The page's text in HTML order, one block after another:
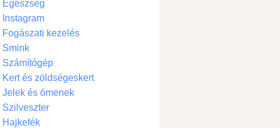
Egészség
Instagram
Fogászati kezelés
Smink
Számítógép
Kert és zöldségeskert
Jelek és ómenek
Szilveszter
Hajkefék